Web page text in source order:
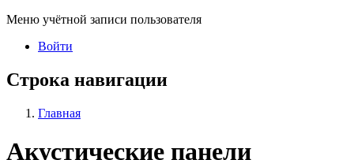
Меню учётной записи пользователя
Войти
Строка навигации
Главная
Акустические панели